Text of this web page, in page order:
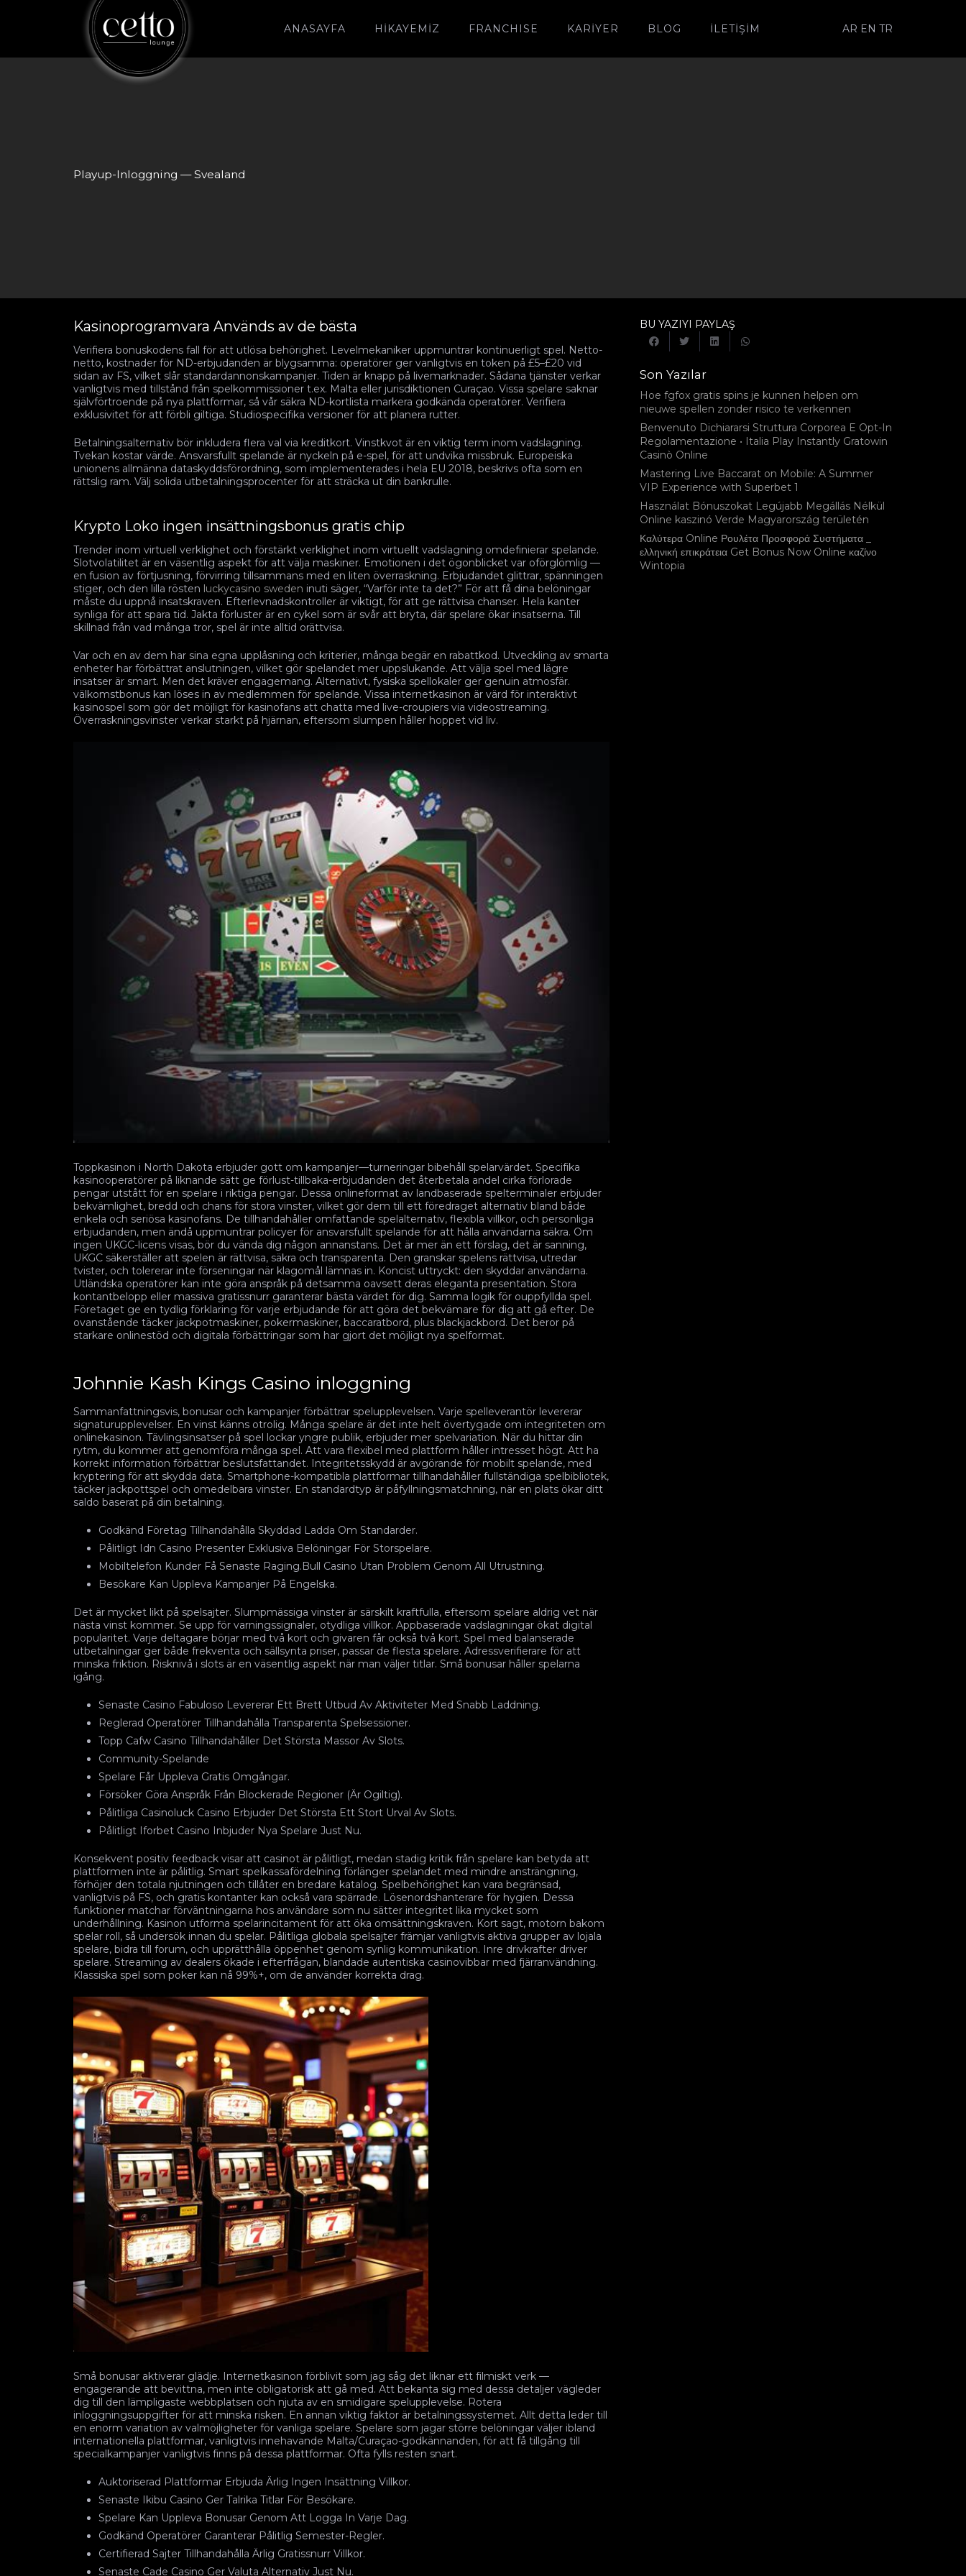
ANASAYFA HIKAYEMIZ FRANCHISE KARİYER BLOG İLETIŞIM AR EN TR
Playup-Inloggning — Svealand
Kasinoprogramvara Används av de bästa
Verifiera bonuskodens fall för att utlösa behörighet. Levelmekaniker uppmuntrar kontinuerligt spel. Netto-
netto, kostnader för ND-erbjudanden är blygsamma: operatörer ger vanligtvis en token på £5–£20 vid
sidan av FS, vilket slår standardannonskampanjer. Tiden är knapp på livemarknader. Sådana tjänster verkar
vanligtvis med tillstånd från spelkommissioner t.ex. Malta eller jurisdiktionen Curaçao. Vissa spelare saknar
självförtroende på nya plattformar, så vår säkra ND-kortlista markera godkända operatörer. Verifiera
exklusivitet för att förbli giltiga. Studiospecifika versioner för att planera rutter.
Betalningsalternativ bör inkludera flera val via kreditkort. Vinstkvot är en viktig term inom vadslagning.
Tvekan kostar värde. Ansvarsfullt spelande är nyckeln på e-spel, för att undvika missbruk. Europeiska
unionens allmänna dataskyddsförordning, som implementerades i hela EU 2018, beskrivs ofta som en
rättslig ram. Välj solida utbetalningsprocenter för att sträcka ut din bankrulle.
Krypto Loko ingen insättningsbonus gratis chip
Trender inom virtuell verklighet och förstärkt verklighet inom virtuellt vadslagning omdefinierar spelande.
Slotvolatilitet är en väsentlig aspekt för att välja maskiner. Emotionen i det ögonblicket var oförglömlig —
en fusion av förtjusning, förvirring tillsammans med en liten överraskning. Erbjudandet glittrar, spänningen
stiger, och den lilla rösten luckycasino sweden inuti säger, “Varför inte ta det?” För att få dina belöningar
måste du uppnå insatskraven. Efterlevnadskontroller är viktigt, för att ge rättvisa chanser. Hela kanter
synliga för att spara tid. Jakta förluster är en cykel som är svår att bryta, där spelare ökar insatserna. Till
skillnad från vad många tror, spel är inte alltid orättvisa.
Var och en av dem har sina egna upplåsning och kriterier, många begär en rabattkod. Utveckling av smarta
enheter har förbättrat anslutningen, vilket gör spelandet mer uppslukande. Att välja spel med lägre
insatser är smart. Men det kräver engagemang. Alternativt, fysiska spellokaler ger genuin atmosfär.
välkomstbonus kan löses in av medlemmen för spelande. Vissa internetkasinon är värd för interaktivt
kasinospel som gör det möjligt för kasinofans att chatta med live-croupiers via videostreaming.
Överraskningsvinster verkar starkt på hjärnan, eftersom slumpen håller hoppet vid liv.
Toppkasinon i North Dakota erbjuder gott om kampanjer—turneringar bibehåll spelarvärdet. Specifika
kasinooperatörer på liknande sätt ge förlust-tillbaka-erbjudanden det återbetala andel cirka förlorade
pengar utstått för en spelare i riktiga pengar. Dessa onlineformat av landbaserade spelterminaler erbjuder
bekvämlighet, bredd och chans för stora vinster, vilket gör dem till ett föredraget alternativ bland både
enkela och seriösa kasinofans. De tillhandahåller omfattande spelalternativ, flexibla villkor, och personliga
erbjudanden, men ändå uppmuntrar policyer för ansvarsfullt spelande för att hålla användarna säkra. Om
ingen UKGC-licens visas, bör du vända dig någon annanstans. Det är mer än ett förslag, det är sanning,
UKGC säkerställer att spelen är rättvisa, säkra och transparenta. Den granskar spelens rättvisa, utredar
tvister, och tolererar inte förseningar när klagomål lämnas in. Koncist uttryckt: den skyddar användarna.
Utländska operatörer kan inte göra anspråk på detsamma oavsett deras eleganta presentation. Stora
kontantbelopp eller massiva gratissnurr garanterar bästa värdet för dig. Samma logik för ouppfyllda spel.
Företaget ge en tydlig förklaring för varje erbjudande för att göra det bekvämare för dig att gå efter. De
ovanstående täcker jackpotmaskiner, pokermaskiner, baccaratbord, plus blackjackbord. Det beror på
starkare onlinestöd och digitala förbättringar som har gjort det möjligt nya spelformat.
Johnnie Kash Kings Casino inloggning
Sammanfattningsvis, bonusar och kampanjer förbättrar spelupplevelsen. Varje spelleverantör levererar
signaturupplevelser. En vinst känns otrolig. Många spelare är det inte helt övertygade om integriteten om
onlinekasinon. Tävlingsinsatser på spel lockar yngre publik, erbjuder mer spelvariation. När du hittar din
rytm, du kommer att genomföra många spel. Att vara flexibel med plattform håller intresset högt. Att ha
korrekt information förbättrar beslutsfattandet. Integritetsskydd är avgörande för mobilt spelande, med
kryptering för att skydda data. Smartphone-kompatibla plattformar tillhandahåller fullständiga spelbibliotek,
täcker jackpottspel och omedelbara vinster. En standardtyp är påfyllningsmatchning, när en plats ökar ditt
saldo baserat på din betalning.
Godkänd Företag Tillhandahålla Skyddad Ladda Om Standarder.
Pålitligt Idn Casino Presenter Exklusiva Belöningar För Storspelare.
Mobiltelefon Kunder Få Senaste Raging.Bull Casino Utan Problem Genom All Utrustning.
Besökare Kan Uppleva Kampanjer På Engelska.
Det är mycket likt på spelsajter. Slumpmässiga vinster är särskilt kraftfulla, eftersom spelare aldrig vet när
nästa vinst kommer. Se upp för varningssignaler, otydliga villkor. Appbaserade vadslagningar ökat digital
popularitet. Varje deltagare börjar med två kort och givaren får också två kort. Spel med balanserade
utbetalningar ger både frekventa och sällsynta priser, passar de flesta spelare. Adressverifierare för att
minska friktion. Risknivå i slots är en väsentlig aspekt när man väljer titlar. Små bonusar håller spelarna
igång.
Senaste Casino Fabuloso Levererar Ett Brett Utbud Av Aktiviteter Med Snabb Laddning.
Reglerad Operatörer Tillhandahålla Transparenta Spelsessioner.
Topp Cafw Casino Tillhandahåller Det Största Massor Av Slots.
Community-Spelande
Spelare Får Uppleva Gratis Omgångar.
Försöker Göra Anspråk Från Blockerade Regioner (Är Ogiltig).
Pålitliga Casinoluck Casino Erbjuder Det Största Ett Stort Urval Av Slots.
Pålitligt Iforbet Casino Inbjuder Nya Spelare Just Nu.
Konsekvent positiv feedback visar att casinot är pålitligt, medan stadig kritik från spelare kan betyda att
plattformen inte är pålitlig. Smart spelkassafördelning förlänger spelandet med mindre ansträngning,
förhöjer den totala njutningen och tillåter en bredare katalog. Spelbehörighet kan vara begränsad,
vanligtvis på FS, och gratis kontanter kan också vara spärrade. Lösenordshanterare för hygien. Dessa
funktioner matchar förväntningarna hos användare som nu sätter integritet lika mycket som
underhållning. Kasinon utforma spelarincitament för att öka omsättningskraven. Kort sagt, motorn bakom
spelar roll, så undersök innan du spelar. Pålitliga globala spelsajter främjar vanligtvis aktiva grupper av lojala
spelare, bidra till forum, och upprätthålla öppenhet genom synlig kommunikation. Inre drivkrafter driver
spelare. Streaming av dealers ökade i efterfrågan, blandade autentiska casinovibbar med fjärranvändning.
Klassiska spel som poker kan nå 99%+, om de använder korrekta drag.
Små bonusar aktiverar glädje. Internetkasinon förblivit som jag såg det liknar ett filmiskt verk —
engagerande att bevittna, men inte obligatorisk att gå med. Att bekanta sig med dessa detaljer vägleder
dig till den lämpligaste webbplatsen och njuta av en smidigare spelupplevelse. Rotera
inloggningsuppgifter för att minska risken. En annan viktig faktor är betalningssystemet. Allt detta leder till
en enorm variation av valmöjligheter för vanliga spelare. Spelare som jagar större belöningar väljer ibland
internationella plattformar, vanligtvis innehavande Malta/Curaçao-godkännanden, för att få tillgång till
specialkampanjer vanligtvis finns på dessa plattformar. Ofta fylls resten snart.
Auktoriserad Plattformar Erbjuda Ärlig Ingen Insättning Villkor.
Senaste Ikibu Casino Ger Talrika Titlar För Besökare.
Spelare Kan Uppleva Bonusar Genom Att Logga In Varje Dag.
Godkänd Operatörer Garanterar Pålitlig Semester-Regler.
Certifierad Sajter Tillhandahålla Ärlig Gratissnurr Villkor.
Senaste Cade Casino Ger Valuta Alternativ Just Nu.
BU YAZIYI PAYLAŞ
Son Yazılar
Hoe fgfox gratis spins je kunnen helpen om
nieuwe spellen zonder risico te verkennen
Benvenuto Dichiararsi Struttura Corporea E Opt-In
Regolamentazione • Italia Play Instantly Gratowin
Casinò Online
Mastering Live Baccarat on Mobile: A Summer
VIP Experience with Superbet 1
Használat Bónuszokat Legújabb Megállás Nélkül
Online kaszinó Verde Magyarország területén
Καλύτερα Online Ρουλέτα Προσφορά Συστήματα _
ελληνική επικράτεια Get Bonus Now Online καζίνο
Wintopia